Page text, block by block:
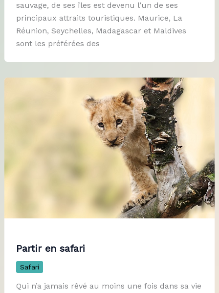
sauvage, de ses îles est devenu l’un de ses
principaux attraits touristiques. Maurice, La
Réunion, Seychelles, Madagascar et Maldives
sont les préférées des
Partir en safari
Safari
Qui n’a jamais rêvé au moins une fois dans sa vie